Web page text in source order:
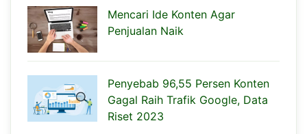
Mencari Ide Konten Agar
Penjualan Naik
Penyebab 96,55 Persen Konten
Gagal Raih Trafik Google, Data
Riset 2023